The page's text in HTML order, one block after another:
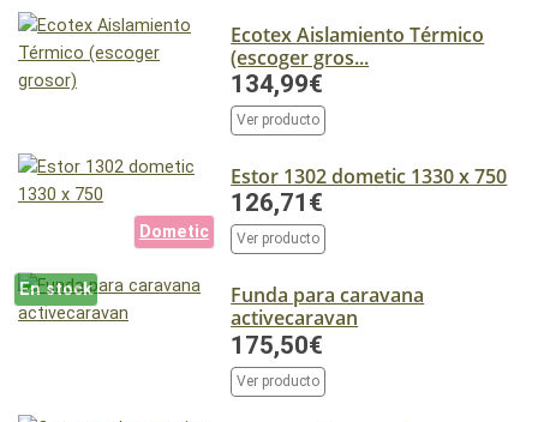
Ecotex Aislamiento Térmico
(escoger gros...
134,99€
Ver producto
Dometic
Estor 1302 dometic 1330 x 750
126,71€
Ver producto
En stock
Funda para caravana
activecaravan
175,50€
Ver producto